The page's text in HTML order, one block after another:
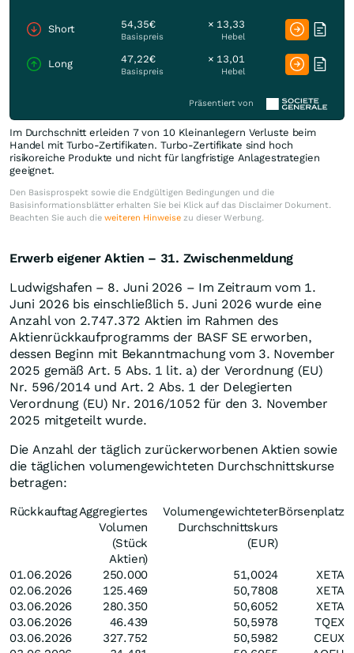
Short 54,35€
Basispreis
× 13,33
Hebel
Long 47,22€
Basispreis
× 13,01
Hebel
Präsentiert von
Im Durchschnitt erleiden 7 von 10 Kleinanlegern Verluste beim
Handel mit Turbo-Zertifikaten. Turbo-Zertifikate sind hoch
risikoreiche Produkte und nicht für langfristige Anlagestrategien
geeignet.
Den Basisprospekt sowie die Endgültigen Bedingungen und die
Basisinformationsblätter erhalten Sie bei Klick auf das Disclaimer Dokument.
Beachten Sie auch die weiteren Hinweise zu dieser Werbung.
Erwerb eigener Aktien – 31. Zwischenmeldung
Ludwigshafen – 8. Juni 2026 – Im Zeitraum vom 1.
Juni 2026 bis einschließlich 5. Juni 2026 wurde eine
Anzahl von 2.747.372 Aktien im Rahmen des
Aktienrückkaufprogramms der BASF SE erworben,
dessen Beginn mit Bekanntmachung vom 3. November
2025 gemäß Art. 5 Abs. 1 lit. a) der Verordnung (EU)
Nr. 596/2014 und Art. 2 Abs. 1 der Delegierten
Verordnung (EU) Nr. 2016/1052 für den 3. November
2025 mitgeteilt wurde.
Die Anzahl der täglich zurückerworbenen Aktien sowie
die täglichen volumengewichteten Durchschnittskurse
betragen:
RückkauftagAggregiertes
Volumen
(Stück
Aktien)
Volumengewichteter
Durchschnittskurs
(EUR)
Börsenplatz
01.06.2026 250.000 51,0024
XETA
02.06.2026
125.469 50,7808
XETA
03.06.2026
280.350 50,6052
XETA
03.06.2026
46.439 50,5978
TQEX
03.06.2026
327.752 50,5982
CEUX